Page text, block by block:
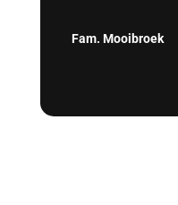
Fam. Mooibroek